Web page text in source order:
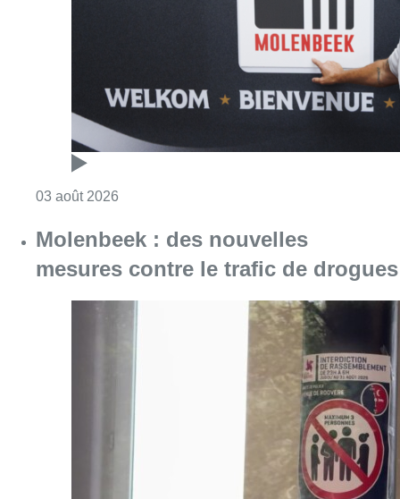
03 août 2026
Molenbeek : des nouvelles
mesures contre le trafic de drogues